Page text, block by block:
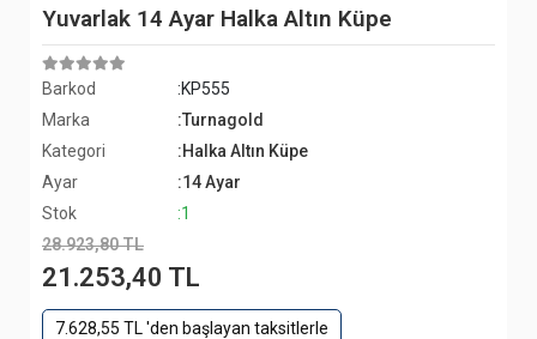
Yuvarlak 14 Ayar Halka Altın Küpe
Barkod
:KP555
Marka
:Turnagold
Kategori
:Halka Altın Küpe
Ayar
:14 Ayar
Stok
:1
28.923,80 TL
21.253,40 TL
7.628,55 TL 'den başlayan taksitlerle